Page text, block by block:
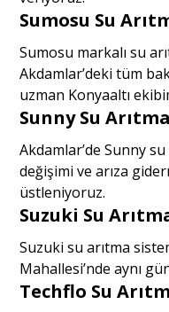
Sumosu Su
Sumosu markalı su
Akdamlar’deki tüm
uzman Konyaaltı
Sunny Su
Akdamlar’de Sunny
değişimi ve arıza
üstleniyoruz.
Suzuki Su
Suzuki su arıtma
Mahallesi’nde aynı
Techflo Su